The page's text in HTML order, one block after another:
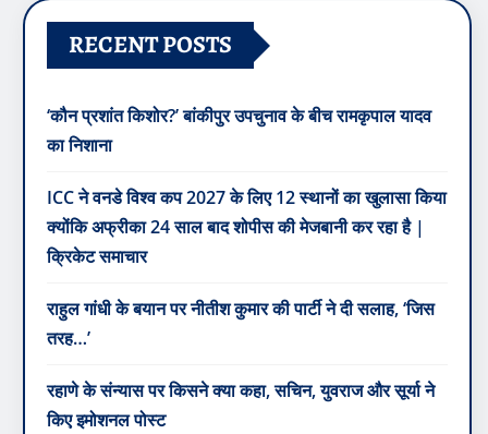
RECENT POSTS
‘कौन प्रशांत किशोर?’ बांकीपुर उपचुनाव के बीच रामकृपाल यादव
का निशाना
ICC ने वनडे विश्व कप 2027 के लिए 12 स्थानों का खुलासा किया
क्योंकि अफ्रीका 24 साल बाद शोपीस की मेजबानी कर रहा है |
क्रिकेट समाचार
राहुल गांधी के बयान पर नीतीश कुमार की पार्टी ने दी सलाह, ‘जिस
तरह…’
रहाणे के संन्यास पर किसने क्या कहा, सचिन, युवराज और सूर्या ने
किए इमोशनल पोस्ट